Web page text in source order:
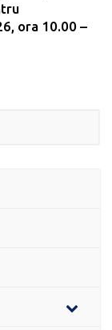
ora 10.00 –